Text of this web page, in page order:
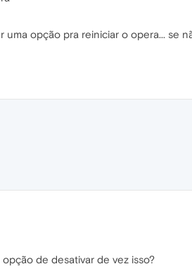
opção pra reiniciar o opera... se
de desativar de vez isso?